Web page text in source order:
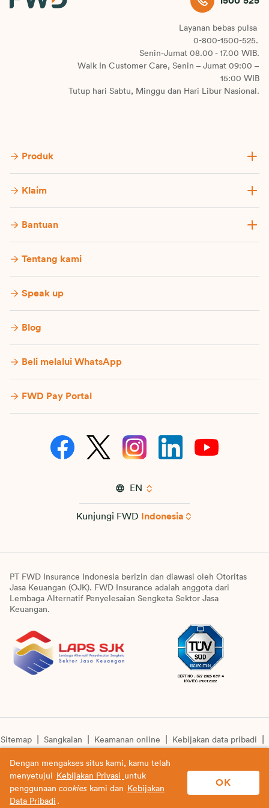
Layanan bebas pulsa
0-800-1500-525.
Senin-Jumat 08.00 - 17.00 WIB.
Walk In Customer Care, Senin – Jumat 09:00 –
15:00 WIB
Tutup hari Sabtu, Minggu dan Hari Libur Nasional.
Produk
Klaim
Bantuan
Tentang kami
Speak up
Blog
Beli melalui WhatsApp
FWD Pay Portal
EN
Kunjungi FWD Indonesia
PT FWD Insurance Indonesia berizin dan diawasi oleh Otoritas
Jasa Keuangan (OJK). FWD Insurance adalah anggota dari
Lembaga Alternatif Penyelesaian Sengketa Sektor Jasa
Keuangan.
Sitemap Sangkalan Keamanan online
Kebijakan data pribadi
© Copyright 2026 PT FWD Insurance Indonesia. All rights
reserved.
Dengan mengakses situs kami, kamu telah
menyetujui
Kebijakan Privasi untuk
penggunaan cookies kami dan
Kebijakan
Data Pribadi .
OK